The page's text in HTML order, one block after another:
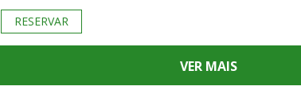
RESERVAR
VER MAIS